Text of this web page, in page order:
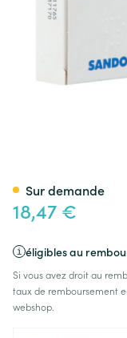
18,47 €
éligibles au
Si vous avez droit au
taux de remboursement
webshop.
Sur demande